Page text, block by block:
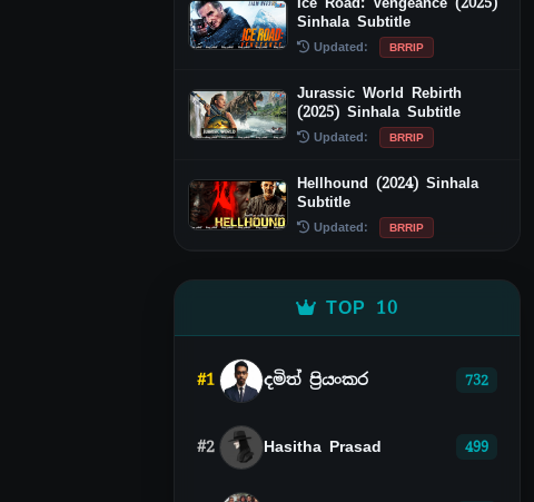
Sinhala Subtitle
Updated: BRRIP
Jurassic World Rebirth
(2025) Sinhala Subtitle
Updated: BRRIP
Hellhound (2024) Sinhala
Subtitle
Updated: BRRIP
TOP 10
#1 දමිත් ප්‍රියංකර 732
#2 Hasitha Prasad 499